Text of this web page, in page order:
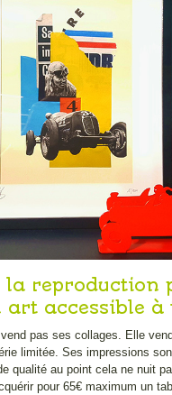
la reproduction
art accessible à
pas ses collages. Elle
limitée. Ses impressions
qualité au point cela ne nuit
pour 65€ maximum un